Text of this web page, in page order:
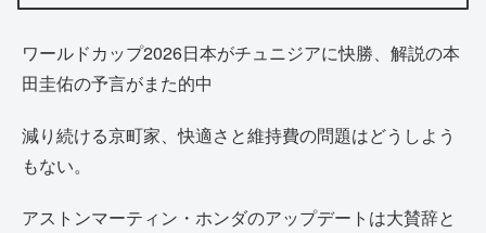
ワールドカップ2026日本がチュニジアに快勝、解説の本
田圭佑の予言がまた的中
減り続ける京町家、快適さと維持費の問題はどうしよう
もない。
アストンマーティン・ホンダのアップデートは大賛辞と